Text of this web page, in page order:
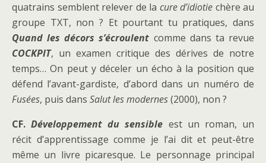
quatrains semblent relever de la cure d’idiotie chère au
groupe TXT, non ? Et pourtant tu pratiques, dans
Quand les décors s’écroulent comme dans ta revue
COCKPIT, un examen critique des dérives de notre
temps… On peut y déceler un écho à la position que
défend l’avant-gardiste, d’abord dans un numéro de
Fusées, puis dans Salut les modernes(2000), non ?
CF. Développement du sensible est un roman, un
récit d’apprentissage comme je l’ai dit et peut-être
même un livre picaresque. Le personnage principal